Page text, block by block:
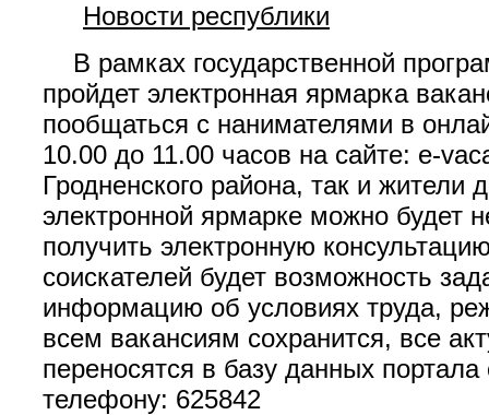
Новости республики
В рамках государственной
пройдет электронная ярмарка
пообщаться с нанимателями в
10.00 до 11.00 часов на сайте: e-
Гродненского района, так и
электронной ярмарке можно будет
получить электронную
соискателей будет возможность
информацию об условиях труда,
всем вакансиям сохранится, все
переносятся в базу данных
телефону: 625842